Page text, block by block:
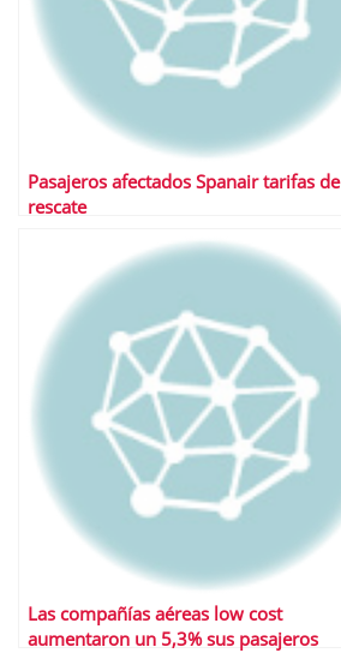
Pasajeros afectados Spanair tarifas de
rescate
Las compañías aéreas low cost
aumentaron un 5,3% sus pasajeros